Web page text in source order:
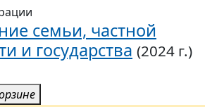
семьи, частной
и государства (2024 г.)